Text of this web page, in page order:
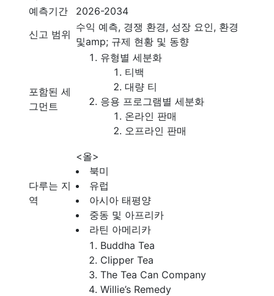
예측기간
2026-2034
신고 범위
수익 예측, 경쟁 환경, 성장 요인, 환경
및amp; 규제 현황 및 동향
포함된 세
그먼트
유형별 세분화
티백
대량 티
응용 프로그램별 세분화
온라인 판매
오프라인 판매
다루는 지
역
<올>
북미
유럽
아시아 태평양
중동 및 아프리카
라틴 아메리카
Buddha Tea
Clipper Tea
The Tea Can Company
Willie’s Remedy